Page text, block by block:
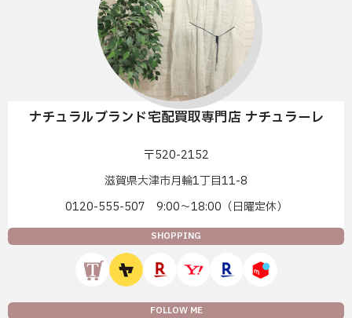
ナチュラルブランド宅配買取専門店 ナチュラーレ
〒520-2152
滋賀県大津市月輪1丁目11-8
0120-555-507 9:00〜18:00（日曜定休）
SHOPPING
FOLLOW ME